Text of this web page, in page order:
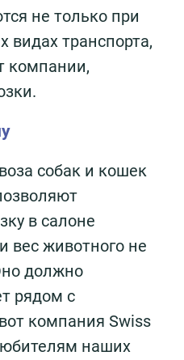
не только при
видах транспорта,
компании,
собак и кошек
в салоне
вес животного не
должно
рядом с
компания Swiss
наших